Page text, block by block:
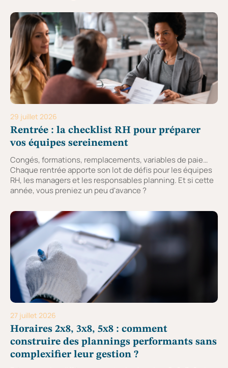
29 juillet 2026
Rentrée : la checklist RH pour préparer
vos équipes sereinement
Congés, formations, remplacements, variables de paie…
Chaque rentrée apporte son lot de défis pour les équipes
RH, les managers et les responsables planning. Et si cette
année, vous preniez un peu d'avance ?
27 juillet 2026
Horaires 2x8, 3x8, 5x8 : comment
construire des plannings performants sans
complexifier leur gestion ?